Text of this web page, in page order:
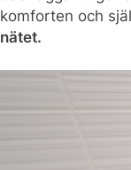
komforten och
nätet.